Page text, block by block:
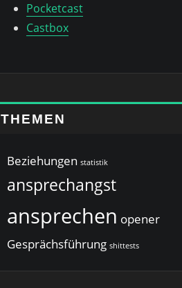
Pocketcast
Castbox
THEMEN
Beziehungen statistik
ansprechangst
ansprechen opener
Gesprächsführung shittests